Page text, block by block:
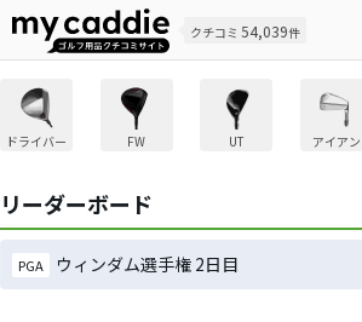
クチコミ 54,039件
ドライバー FW UT アイアン
リーダーボード
PGA ウィンダム選手権 2日目